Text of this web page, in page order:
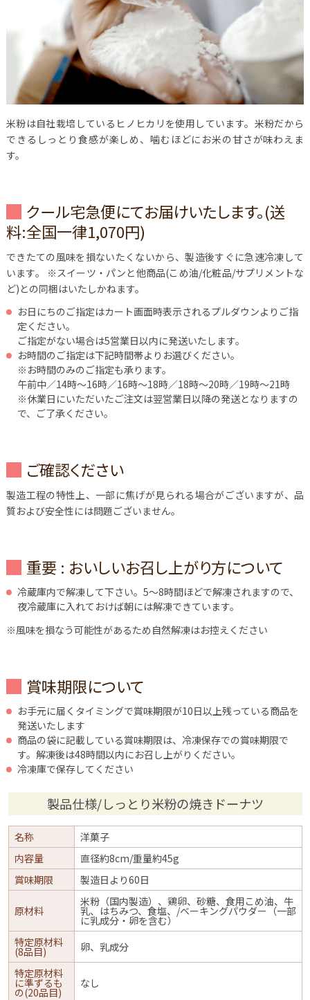
米粉は自社栽培しているヒノヒカリを使用しています。米粉だから
できるしっとり食感が楽しめ、噛むほどにお米の甘さが味わえま
す。
クール宅急便にてお届けいたします。(送
料:全国一律1,070円)
できたての風味を損ないたくないから、製造後すぐに急速冷凍して
います。
※スイーツ・パンと他商品(こめ油/化粧品/サプリメントな
ど)との同梱はいたしかねます。
お日にちのご指定はカート画面時表示されるプルダウンよりご指
定ください。
ご指定がない場合は5営業日以内に発送いたします。
お時間のご指定は下記時間帯よりお選びください。
※お時間のみのご指定も承ります。
午前中／14時～16時／16時～18時／18時～20時／19時～21時
※休業日にいただいたご注文は翌営業日以降の発送となりますの
で、ご了承ください。
ご確認ください
製造工程の特性上、一部に焦げが見られる場合がございますが、品
質および安全性には問題ございません。
重要 : おいしいお召し上がり方について
冷蔵庫内で解凍して下さい。5～8時間ほどで解凍されますので、
夜冷蔵庫に入れておけば朝には解凍できています。
※風味を損なう可能性があるため自然解凍はお控えください
賞味期限について
お手元に届くタイミングで賞味期限が10日以上残っている商品を
発送いたします
商品の袋に記載している賞味期限は、冷凍保存での賞味期限で
す。解凍後は48時間以内にお召し上がりください。
冷凍庫で保存してください
製品仕様/しっとり米粉の焼きドーナツ
名称
洋菓子
内容量
直径約8cm/重量約45g
賞味期限
製造日より60日
原材料
米粉（国内製造）、鶏卵、砂糖、食用こめ油、牛
乳、はちみつ、食塩、/ベーキングパウダー（一部
に乳成分・卵を含む）
特定原材料
(8品目)
卵、乳成分
特定原材料
に準ずるも
の(20品目)
なし